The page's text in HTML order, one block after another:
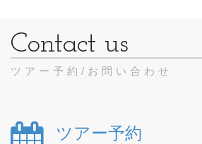
ツアー予約/お問い合わせ
ツアー予約